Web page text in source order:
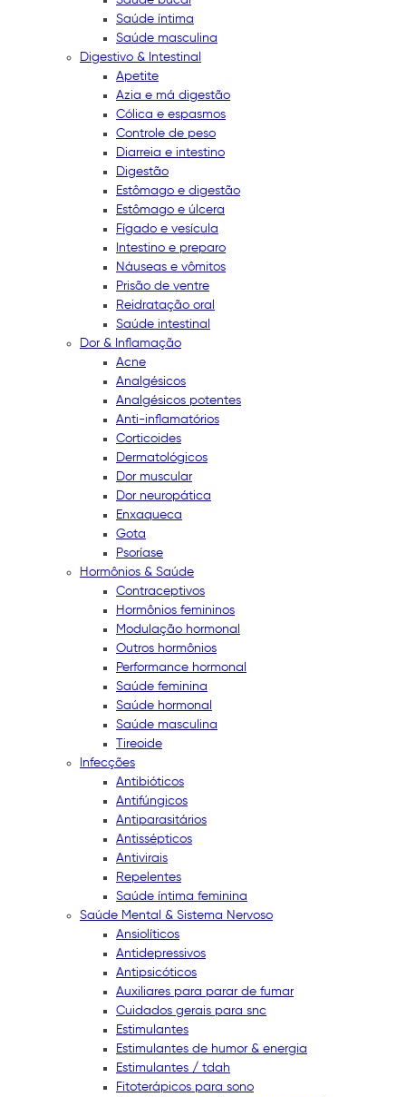
Saúde íntima
Saúde masculina
Digestivo & Intestinal
Apetite
Azia e má digestão
Cólica e espasmos
Controle de peso
Diarreia e intestino
Digestão
Estômago e digestão
Estômago e úlcera
Fígado e vesícula
Intestino e preparo
Náuseas e vômitos
Prisão de ventre
Reidratação oral
Saúde intestinal
Dor & Inflamação
Acne
Analgésicos
Analgésicos potentes
Anti-inflamatórios
Corticoides
Dermatológicos
Dor muscular
Dor neuropática
Enxaqueca
Gota
Psoríase
Hormônios & Saúde
Contraceptivos
Hormônios femininos
Modulação hormonal
Outros hormônios
Performance hormonal
Saúde feminina
Saúde hormonal
Saúde masculina
Tireoide
Infecções
Antibióticos
Antifúngicos
Antiparasitários
Antissépticos
Antivirais
Repelentes
Saúde íntima feminina
Saúde Mental & Sistema Nervoso
Ansiolíticos
Antidepressivos
Antipsicóticos
Auxiliares para parar de fumar
Cuidados gerais para snc
Estimulantes
Estimulantes de humor & energia
Estimulantes / tdah
Fitoterápicos para sono